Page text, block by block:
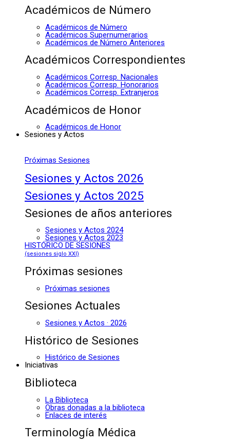
Académicos de Número
Académicos de Número
Académicos Supernumerarios
Académicos de Número Anteriores
Académicos Correspondientes
Académicos Corresp. Nacionales
Académicos Corresp. Honorarios
Académicos Corresp. Extranjeros
Académicos de Honor
Académicos de Honor
Sesiones y Actos
Próximas Sesiones
Sesiones y Actos 2026
Sesiones y Actos 2025
Sesiones de años anteriores
Sesiones y Actos 2024
Sesiones y Actos 2023
HISTÓRICO DE SESIONES
(sesiones siglo XXI)
Próximas sesiones
Próximas sesiones
Sesiones Actuales
Sesiones y Actos · 2026
Histórico de Sesiones
Histórico de Sesiones
Iniciativas
Biblioteca
La Biblioteca
Obras donadas a la biblioteca
Enlaces de interés
Terminología Médica